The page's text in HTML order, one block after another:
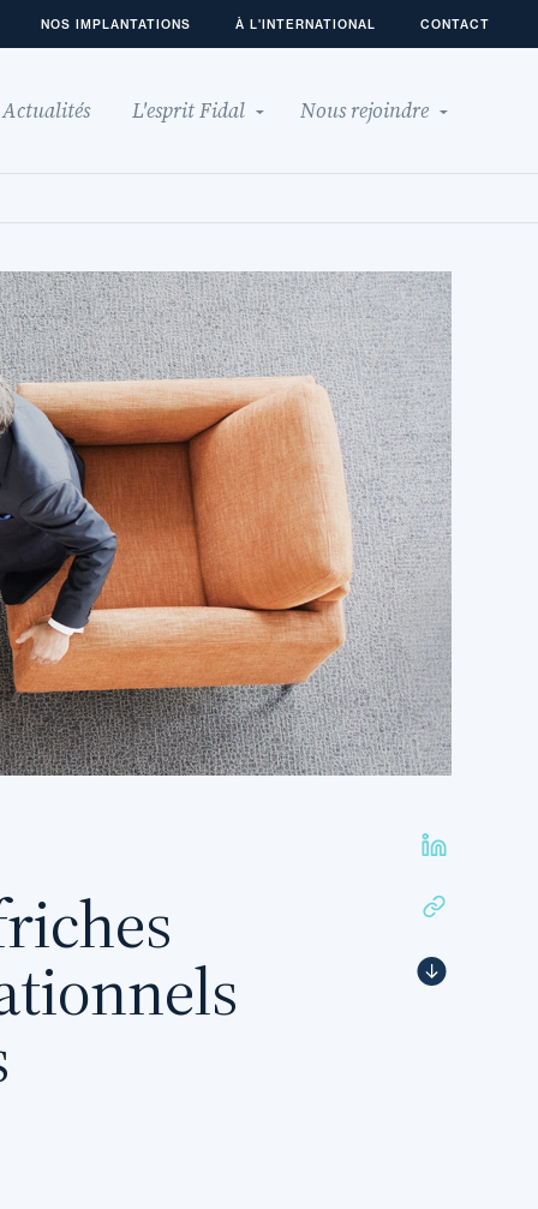
NOS IMPLANTATIONS À L'INTERNATIONAL CONTACT
Actualités L'esprit Fidal Nous rejoindre